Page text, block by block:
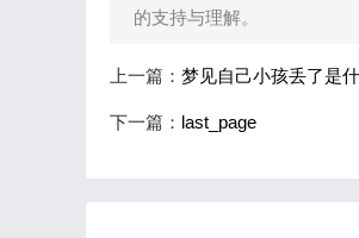
的支持与理解。
上一篇： 梦见自己小孩丢了是
下一篇： last_page